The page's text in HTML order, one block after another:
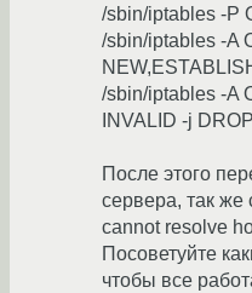
/sbin/iptables -P
/sbin/iptables -A
/sbin/iptables -A
INVALID -j DROP
После этого
сервера, так
cannot resolve
Посоветуйте
чтобы все